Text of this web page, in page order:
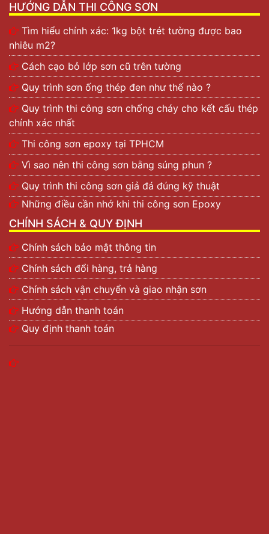
HƯỚNG DẪN THI CÔNG SƠN
Tìm hiểu chính xác: 1kg bột trét tường được bao
nhiêu m2?
Cách cạo bỏ lớp sơn cũ trên tường
Quy trình sơn ống thép đen như thế nào ?
Quy trình thi công sơn chống cháy cho kết cấu thép
chính xác nhất
Thi công sơn epoxy tại TPHCM
Vì sao nên thi công sơn bằng súng phun ?
Quy trình thi công sơn giả đá đúng kỹ thuật
Những điều cần nhớ khi thi công sơn Epoxy
CHÍNH SÁCH & QUY ĐỊNH
Chính sách bảo mật thông tin
Chính sách đổi hàng, trả hàng
Chính sách vận chuyển và giao nhận sơn
Hướng dẫn thanh toán
Quy định thanh toán